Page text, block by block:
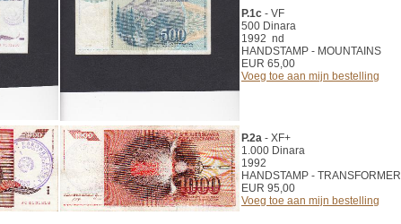
P.1c - VF
500 Dinara
1992 nd
HANDSTAMP - MOUNTAINS
EUR 65,00
Voeg toe aan mijn bestelling
P.2a - XF+
1.000 Dinara
1992
HANDSTAMP - TRANSFORMER
EUR 95,00
Voeg toe aan mijn bestelling